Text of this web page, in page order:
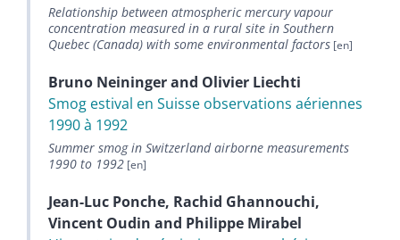
Relationship between atmospheric mercury vapour
concentration measured in a rural site in Southern
Quebec (Canada) with some environmental factors
Bruno Neiningerand Olivier Liechti
Smog estival en Suisse observations aériennes
1990 à 1992
Summer smog in Switzerland airborne measurements
1990 to 1992
Jean-Luc Ponche, Rachid Ghannouchi,
Vincent Oudin and Philippe Mirabel